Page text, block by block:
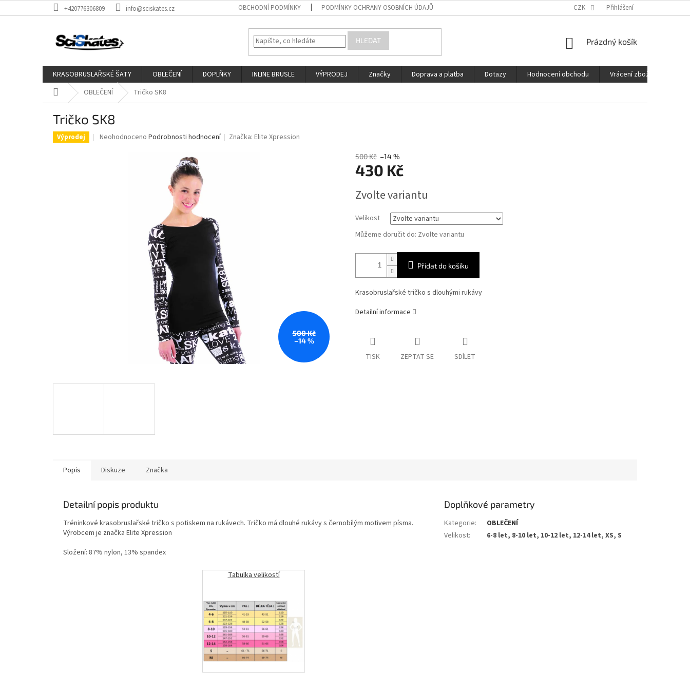
na
+420776306809 info@sciskates.cz OBCHODNÍ PODMÍNKY PODMÍNKY OCHRANY OSOBNÍCH ÚDAJŮ CZK Přihlášení
HLEDAT
NÁKUPNÍ
Prázdný košík
KRASOBRUSLAŘSKÉ ŠATY OBLEČENÍ DOPLŇKY INLINE BRUSLE VÝPRODEJ Značky Doprava a platba Dotazy Hodnocení obchodu Vrácení zboží
Domů OBLEČENÍ Tričko SK8
Tričko SK8
Výprodej
Průměrné
Neohodnoceno Podrobnosti hodnocení Značka:Elite Xpression
500 Kč
–14 %
500 Kč –14 %
430 Kč
cena:
Zvolte variantu
Velikost
Můžeme doručit do: Zvolte variantu
Přidat do košíku
Krasobruslařské tričko s dlouhými rukávy
Detailní informace
TISK ZEPTAT SE SDÍLET
Popis Diskuze Značka
Detailní popis produktu
Tréninkové krasobruslařské tričko s potiskem na rukávech. Tričko má dlouhé rukávy s černobílým motivem písma.
Výrobcem je značka Elite Xpression
Složení: 87% nylon, 13% spandex
Tabulka velikostí
Doplňkové parametry
Kategorie:
OBLEČENÍ
Velikost: 6-8 let, 8-10 let, 10-12 let, 12-14 let, XS, S